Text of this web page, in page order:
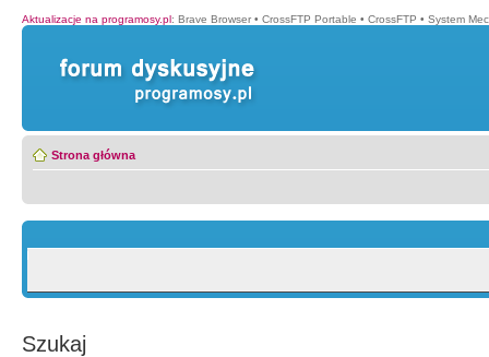
Aktualizacje na programosy.pl: Brave Browser • CrossFTP Portable • CrossFTP • System
Strona główna
Szukaj